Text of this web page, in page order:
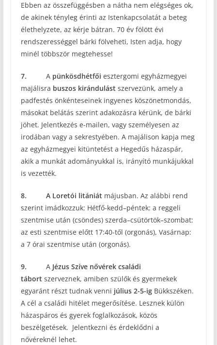
Ebben az összefüggésben a nátha nem elégséges ok,
de akinek tényleg érinti az Istenkapcsolatát a beteg
élethelyzete, az kérje bátran. 70 év fölött évi
rendszerességgel bárki fölveheti, Isten adja, hogy
minél többször megtehesse!
7. A pünkösdhétfői esztergomi egyházmegyei
majálisra buszos kirándulást szervezünk, amely a
padfestés önkénteseinek ingyenes köszönetmondás,
másokat belátás szerint adakozásra kérünk, de bárki
jöhet. Jelentkezés e-mailen, vagy személyesen az
irodában vagy a sekrestyében. A majálison kapja meg
az egyházmegyei kitüntetést a Hegedűs házaspár,
akik a munkát adományukkal is, irányító munkájukkal
is vezették.
8. A Loretói litániát májusban. Az alábbi rend
szerint imádkozzuk: Hétfő-kedd–péntek: a reggeli
szentmise után (csöndes) szerda–csütörtök–szombat:
az esti szentmise előtt 17:40-től (orgonás), Vasárnap:
a 7 órai szentmise után (orgonás).
9. A Jézus Szíve nővérek családi
tábort szerveznek, amiben szülők és gyermekek
egyaránt részt tudnak venni július 2-5-igBükkszéken.
A cél a családi hitélet megerősítése. Lesznek külön
házaspáros és gyerek foglalkozások, közös
beszélgetések. Jelentkezni és érdeklődni a
nővéreknél lehet.